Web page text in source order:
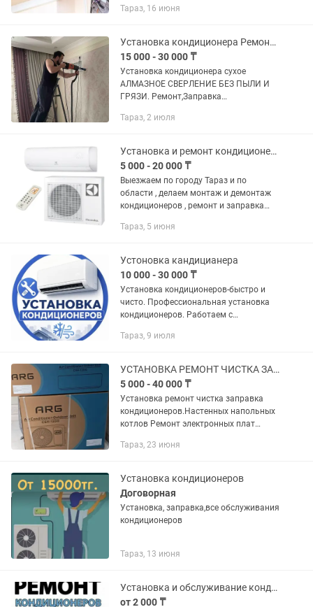
Глубокая чистка внутреннего и
Антибактериальная обработка и...
Тараз, 16 июня
Установка кондиционера Ремонт Заправка кондиционера
15 000 - 30 000 ₸
Установка кондиционера сухое
АЛМАЗНОЕ СВЕРЛЕНИЕ БЕЗ ПЫЛИ И
ГРЯЗИ. Ремонт,Заправка
HA НАЧАЛЬНОЙ СТАДИИ РЕМОНТА(
профессиональную установку...
Тараз, 2 июля
Установка и ремонт кондиционеров , заправка фреоном .
5 000 - 20 000 ₸
Выезжаем по городу Тараз и по
области , делаем монтаж и демонтаж
кондиционеров , ремонт и заправка
яблоки .
Тараз, 5 июня
Устоновка кандицианера
10 000 - 30 000 ₸
Установка кондиционеров-быстро и
чисто. Профессиональная установка
кондиционеров. Работаем с
сухим методом, алмазными
грязи и пыли
Тараз, 9 июля
УСТАНОВКА РЕМОНТ ЧИСТКА ЗАПРАВКА ФРЕОНОМ КОНДИЦИОНЕРОВ.РЕМОНТ КОТЛОВ.
5 000 - 40 000 ₸
Установка ремонт чистка заправка
кондиционеров.Настенных напольных
котлов Ремонт электронных плат
Тараз, 23 июня
Установка кондиционеров
Договорная
Установка, заправка,все обслуживания
кондиционеров
Тараз, 13 июня
Установка и обслуживание кондиционеров
от 2 000 ₸